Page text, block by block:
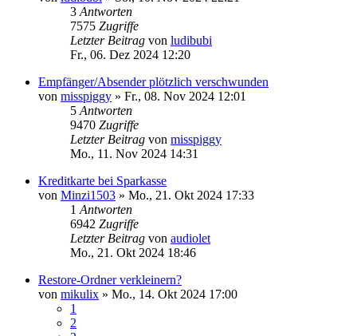
3 Antworten
7575 Zugriffe
Letzter Beitrag von ludibubi
Fr., 06. Dez 2024 12:20
Empfänger/Absender plötzlich verschwunden
von misspiggy » Fr., 08. Nov 2024 12:01
5 Antworten
9470 Zugriffe
Letzter Beitrag von misspiggy
Mo., 11. Nov 2024 14:31
Kreditkarte bei Sparkasse
von Minzi1503 » Mo., 21. Okt 2024 17:33
1 Antworten
6942 Zugriffe
Letzter Beitrag von audiolet
Mo., 21. Okt 2024 18:46
Restore-Ordner verkleinern?
von mikulix » Mo., 14. Okt 2024 17:00
1
2